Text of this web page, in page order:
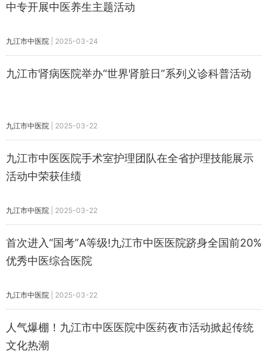
中专开展中医养生主题活动
九江市中医院 2025-03-24
九江市肾病医院举办“世界肾脏日”系列义诊科普活动
九江市中医院 2025-03-22
九江市中医医院手术室护理团队在全省护理技能展示
活动中荣获佳绩
九江市中医院 2025-03-22
首次进入“国考”A等级!九江市中医医院跻身全国前20%
优秀中医综合医院
九江市中医院 2025-03-22
人气爆棚！九江市中医医院中医药夜市活动掀起传统
文化热潮